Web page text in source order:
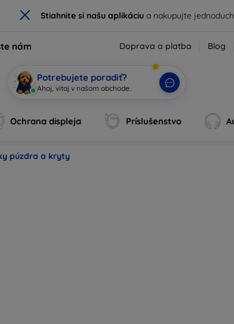
× Stiahnite si našu aplikáciua nakupujte
nám Doprava a platba Blog
Potrebujete poradiť?
|
Ochrana displeja Príslušenstvo
púzdra a kryty